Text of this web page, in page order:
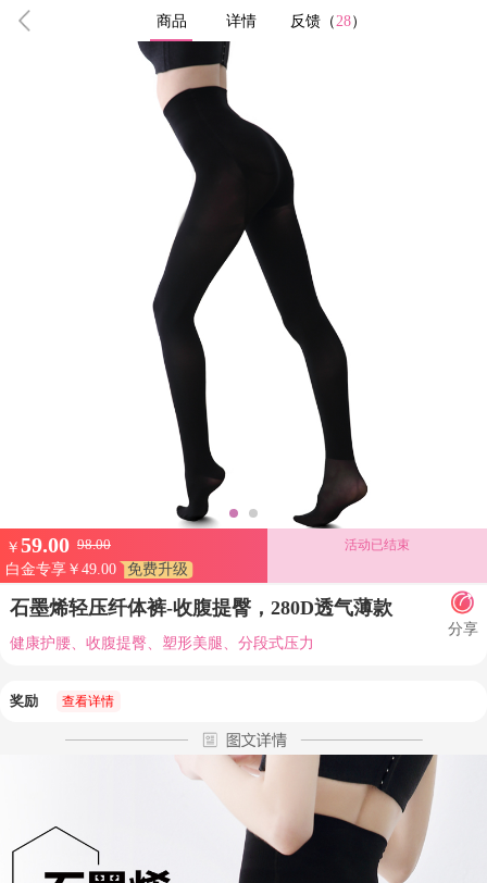
商品 详情 反馈（28）
￥ 59.00 98.00
白金专享￥49.00
免费升级
活动已结束
石墨烯轻压纤体裤-收腹提臀，280D透气薄款
分享
健康护腰、收腹提臀、塑形美腿、分段式压力
奖励 查看详情